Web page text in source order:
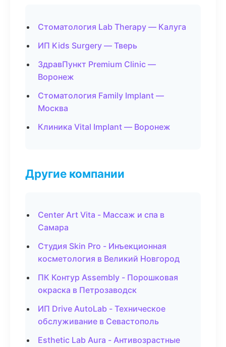
Стоматология Lab Therapy — Калуга
ИП Kids Surgery — Тверь
ЗдравПункт Premium Clinic —
Воронеж
Стоматология Family Implant —
Москва
Клиника Vital Implant — Воронеж
Другие компании
Center Art Vita - Массаж и спа в
Самара
Студия Skin Pro - Инъекционная
косметология в Великий Новгород
ПК Контур Assembly - Порошковая
окраска в Петрозаводск
ИП Drive AutoLab - Техническое
обслуживание в Севастополь
Esthetic Lab Aura - Антивозрастные